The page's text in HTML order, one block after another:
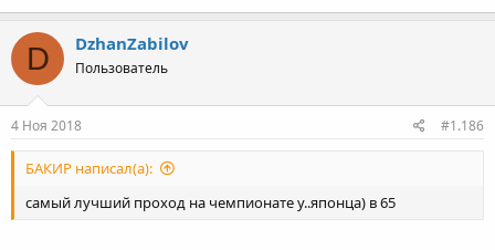
D DzhanZabilov
Пользователь
4 Ноя 2018 #1.186
БАКИР написал(а):
самый лучший проход на чемпионате у..японца) в 65